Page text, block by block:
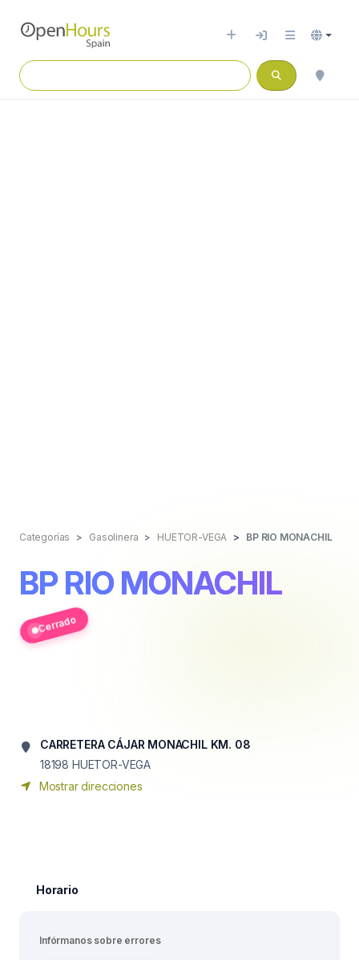
Categorías Gasolinera HUETOR-VEGA BP RIO MONACHIL
BP RIO MONACHIL
Cerrado
CARRETERA CÁJAR MONACHIL KM. 08
18198 HUETOR-VEGA
Mostrar direcciones
Horario
Infórmanos sobre errores